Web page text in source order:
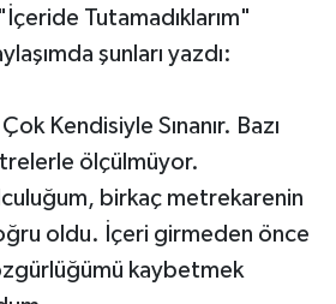
Tutamadıklarım"
şunları yazdı:
Kendisiyle Sınanır. Bazı
ölçülmüyor.
birkaç metrekarenin
oldu. İçeri girmeden önce
kaybetmek